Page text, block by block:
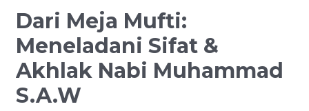
Dari Meja Mufti:
Meneladani Sifat &
Akhlak Nabi Muhammad
S.A.W
Dari
Mufti:
Meneladani
Sifat
&